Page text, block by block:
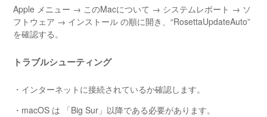
Apple メニュー → このMacについて → システムレポート → ソ
フトウェア → インストール の順に開き、“RosettaUpdateAuto”
を確認する。
トラブルシューティング
・インターネットに接続されているか確認します。
・macOS は 「Big Sur」以降である必要があります。